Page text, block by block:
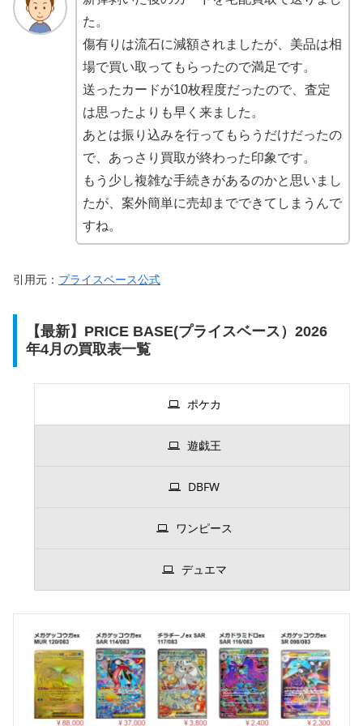
た。
傷有りは流石に減額されましたが、美品は相
場で買い取ってもらったので満足です。
送ったカードが10枚程度だったので、査定
は思ったよりも早く来ました。
あとは振り込みを行ってもらうだけだったの
で、あっさり買取が終わった印象です。
もう少し複雑な手続きがあるのかと思いまし
たが、案外簡単に売却までできてしまうんで
すね。
引用元： プライスベース公式
【最新】PRICE BASE(プライスベース）2026
年4月の買取表一覧
ポケカ
遊戯王
DBFW
ワンピース
デュエマ